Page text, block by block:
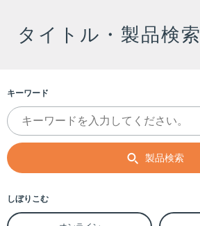
タイトル・製品検索
キーワード
製品検索
しぼりこむ